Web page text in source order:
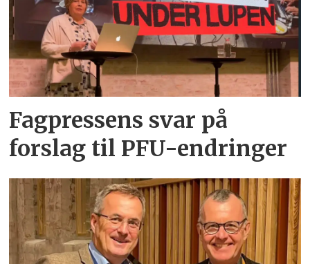
Fagpressens svar på
forslag til PFU-endringer